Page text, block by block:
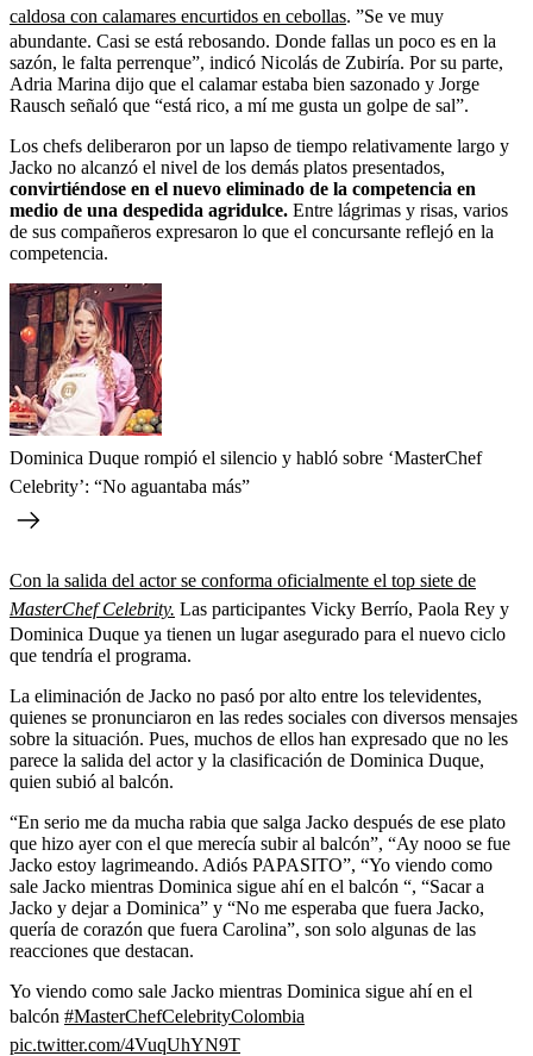
caldosa con calamares encurtidos en cebollas. ”Se ve muy
abundante. Casi se está rebosando. Donde fallas un poco es en la
sazón, le falta perrenque”, indicó Nicolás de Zubiría. Por su parte,
Adria Marina dijo que el calamar estaba bien sazonado y Jorge
Rausch señaló que “está rico, a mí me gusta un golpe de sal”.
Los chefs deliberaron por un lapso de tiempo relativamente largo y
Jacko no alcanzó el nivel de los demás platos presentados,
convirtiéndose en el nuevo eliminado de la competencia en
medio de una despedida agridulce. Entre lágrimas y risas, varios
de sus compañeros expresaron lo que el concursante reflejó en la
competencia.
Dominica Duque rompió el silencio y habló sobre ‘MasterChef
Celebrity’: “No aguantaba más”
Con la salida del actor se conforma oficialmente el top siete de
MasterChef Celebrity. Las participantes Vicky Berrío, Paola Rey y
Dominica Duque ya tienen un lugar asegurado para el nuevo ciclo
que tendría el programa.
La eliminación de Jacko no pasó por alto entre los televidentes,
quienes se pronunciaron en las redes sociales con diversos mensajes
sobre la situación. Pues, muchos de ellos han expresado que no les
parece la salida del actor y la clasificación de Dominica Duque,
quien subió al balcón.
“En serio me da mucha rabia que salga Jacko después de ese plato
que hizo ayer con el que merecía subir al balcón”, “Ay nooo se fue
Jacko estoy lagrimeando. Adiós PAPASITO”, “Yo viendo como
sale Jacko mientras Dominica sigue ahí en el balcón “, “Sacar a
Jacko y dejar a Dominica” y “No me esperaba que fuera Jacko,
quería de corazón que fuera Carolina”, son solo algunas de las
reacciones que destacan.
Yo viendo como sale Jacko mientras Dominica sigue ahí en el
balcón #MasterChefCelebrityColombia
pic.twitter.com/4VuqUhYN9T